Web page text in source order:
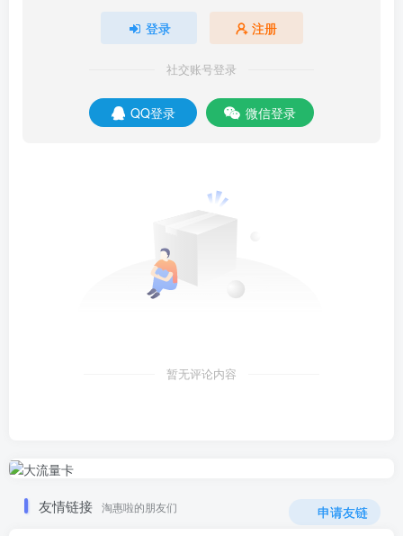
登录 注册
社交账号登录
QQ登录 微信登录
暂无评论内容
友情链接 淘惠啦的朋友们 申请友链